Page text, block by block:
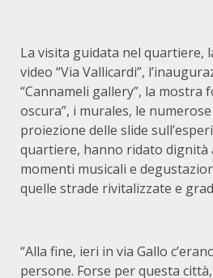
La visita guidata nel quartiere,
video “Via Vallicardi”,
“Cannameli gallery”, la mostra
oscura”, i murales, le
proiezione delle slide
quartiere, hanno ridato dignità
momenti musicali e
quelle strade rivitalizzate e
“Alla fine, ieri in via Gallo
persone. Forse per questa